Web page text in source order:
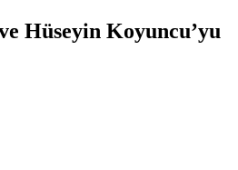
Hüseyin Koyuncu’yu